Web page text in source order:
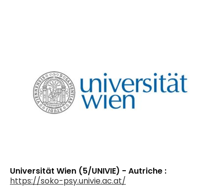
Universität Wien (5/UNIVIE) - Autriche :
https://soko-psy.univie.ac.at/